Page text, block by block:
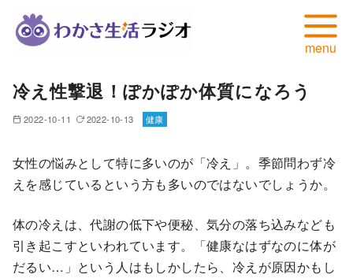
冷え性撃退！ぽかぽか体質になろう
2022-10-11 2022-10-13 健康
女性の悩みとして特に多いのが「冷え」。季節問わず冷
えを感じているという方も多いのではないでしょうか。
体の冷えは、代謝の低下や便秘、気分の落ち込みなども
引き起こすといわれています。「健康なはずなのに体が
だるい…」という人はもしかしたら、冷えが原因かもし